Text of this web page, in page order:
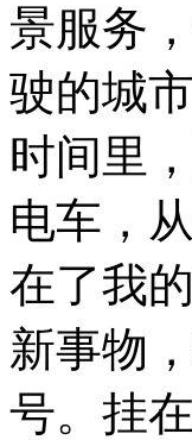
景服务
驶的城
时间里
电车，
在了我
新事物
号。挂